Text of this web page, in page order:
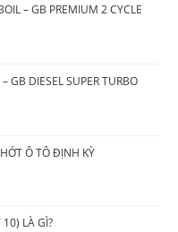
– GB PREMIUM 2 CYCLE
GB DIESEL SUPER TURBO
Ô TÔ ĐỊNH KỲ
LÀ GÌ?